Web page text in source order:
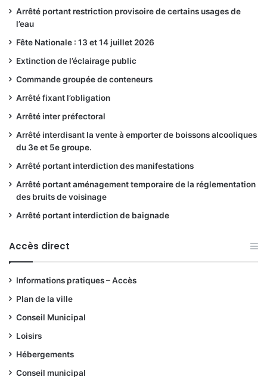
Arrêté portant restriction provisoire de certains usages de
l’eau
Fête Nationale : 13 et 14 juillet 2026
Extinction de l’éclairage public
Commande groupée de conteneurs
Arrêté fixant l’obligation
Arrêté inter préfectoral
Arrêté interdisant la vente à emporter de boissons alcooliques
du 3e et 5e groupe.
Arrêté portant interdiction des manifestations
Arrêté portant aménagement temporaire de la réglementation
des bruits de voisinage
Arrêté portant interdiction de baignade
Accès direct
Informations pratiques – Accès
Plan de la ville
Conseil Municipal
Loisirs
Hébergements
Conseil municipal